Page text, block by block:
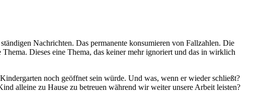
Nachrichten. Das permanente konsumieren von Fallzahlen. Die
Dieses eine Thema, das keiner mehr ignoriert und das in wirklich
noch geöffnet sein würde. Und was, wenn er wieder schließt?
alleine zu Hause zu betreuen während wir weiter unsere Arbeit leisten?